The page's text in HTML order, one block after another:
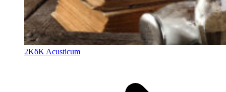
2KöK Acusticum